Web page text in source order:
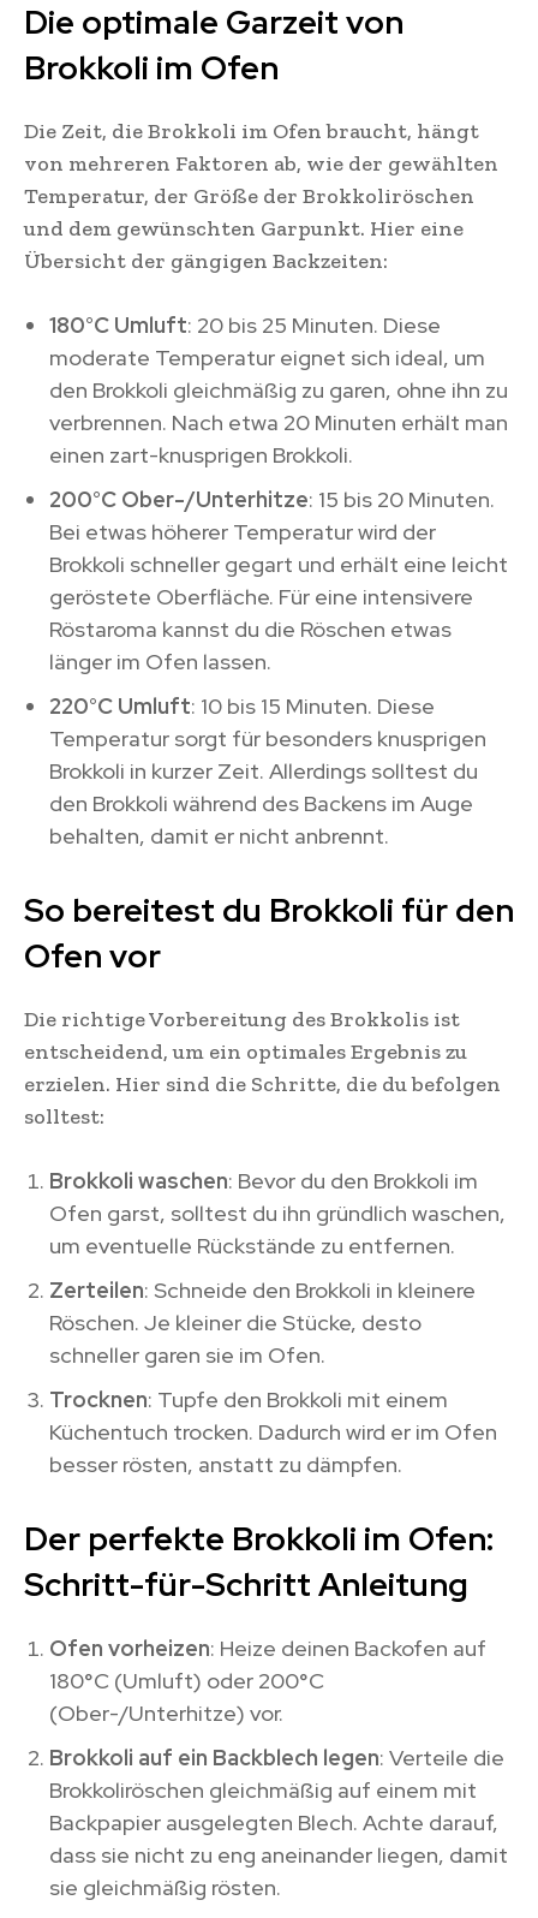
Die optimale Garzeit von
Brokkoli im Ofen
Die Zeit, die Brokkoli im Ofen braucht, hängt
von mehreren Faktoren ab, wie der gewählten
Temperatur, der Größe der Brokkoliröschen
und dem gewünschten Garpunkt. Hier eine
Übersicht der gängigen Backzeiten:
180°C Umluft: 20 bis 25 Minuten. Diese
moderate Temperatur eignet sich ideal, um
den Brokkoli gleichmäßig zu garen, ohne ihn zu
verbrennen. Nach etwa 20 Minuten erhält man
einen zart-knusprigen Brokkoli.
200°C Ober-/Unterhitze: 15 bis 20 Minuten.
Bei etwas höherer Temperatur wird der
Brokkoli schneller gegart und erhält eine leicht
geröstete Oberfläche. Für eine intensivere
Röstaroma kannst du die Röschen etwas
länger im Ofen lassen.
220°C Umluft: 10 bis 15 Minuten. Diese
Temperatur sorgt für besonders knusprigen
Brokkoli in kurzer Zeit. Allerdings solltest du
den Brokkoli während des Backens im Auge
behalten, damit er nicht anbrennt.
So bereitest du Brokkoli für den
Ofen vor
Die richtige Vorbereitung des Brokkolis ist
entscheidend, um ein optimales Ergebnis zu
erzielen. Hier sind die Schritte, die du befolgen
solltest:
Brokkoli waschen: Bevor du den Brokkoli im
Ofen garst, solltest du ihn gründlich waschen,
um eventuelle Rückstände zu entfernen.
Zerteilen: Schneide den Brokkoli in kleinere
Röschen. Je kleiner die Stücke, desto
schneller garen sie im Ofen.
Trocknen: Tupfe den Brokkoli mit einem
Küchentuch trocken. Dadurch wird er im Ofen
besser rösten, anstatt zu dämpfen.
Der perfekte Brokkoli im Ofen:
Schritt-für-Schritt Anleitung
Ofen vorheizen: Heize deinen Backofen auf
180°C (Umluft) oder 200°C
(Ober-/Unterhitze) vor.
Brokkoli auf ein Backblech legen: Verteile die
Brokkoliröschen gleichmäßig auf einem mit
Backpapier ausgelegten Blech. Achte darauf,
dass sie nicht zu eng aneinander liegen, damit
sie gleichmäßig rösten.